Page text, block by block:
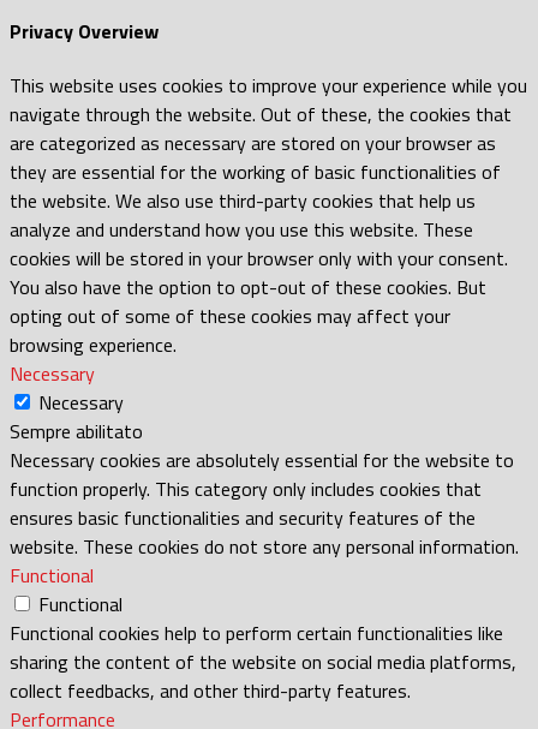
Privacy Overview
This website uses cookies to improve your experience while you
navigate through the website. Out of these, the cookies that
are categorized as necessary are stored on your browser as
they are essential for the working of basic functionalities of
the website. We also use third-party cookies that help us
analyze and understand how you use this website. These
cookies will be stored in your browser only with your consent.
You also have the option to opt-out of these cookies. But
opting out of some of these cookies may affect your
browsing experience.
Necessary
Necessary
Sempre abilitato
Necessary cookies are absolutely essential for the website to
function properly. This category only includes cookies that
ensures basic functionalities and security features of the
website. These cookies do not store any personal information.
Functional
Functional
Functional cookies help to perform certain functionalities like
sharing the content of the website on social media platforms,
collect feedbacks, and other third-party features.
Performance